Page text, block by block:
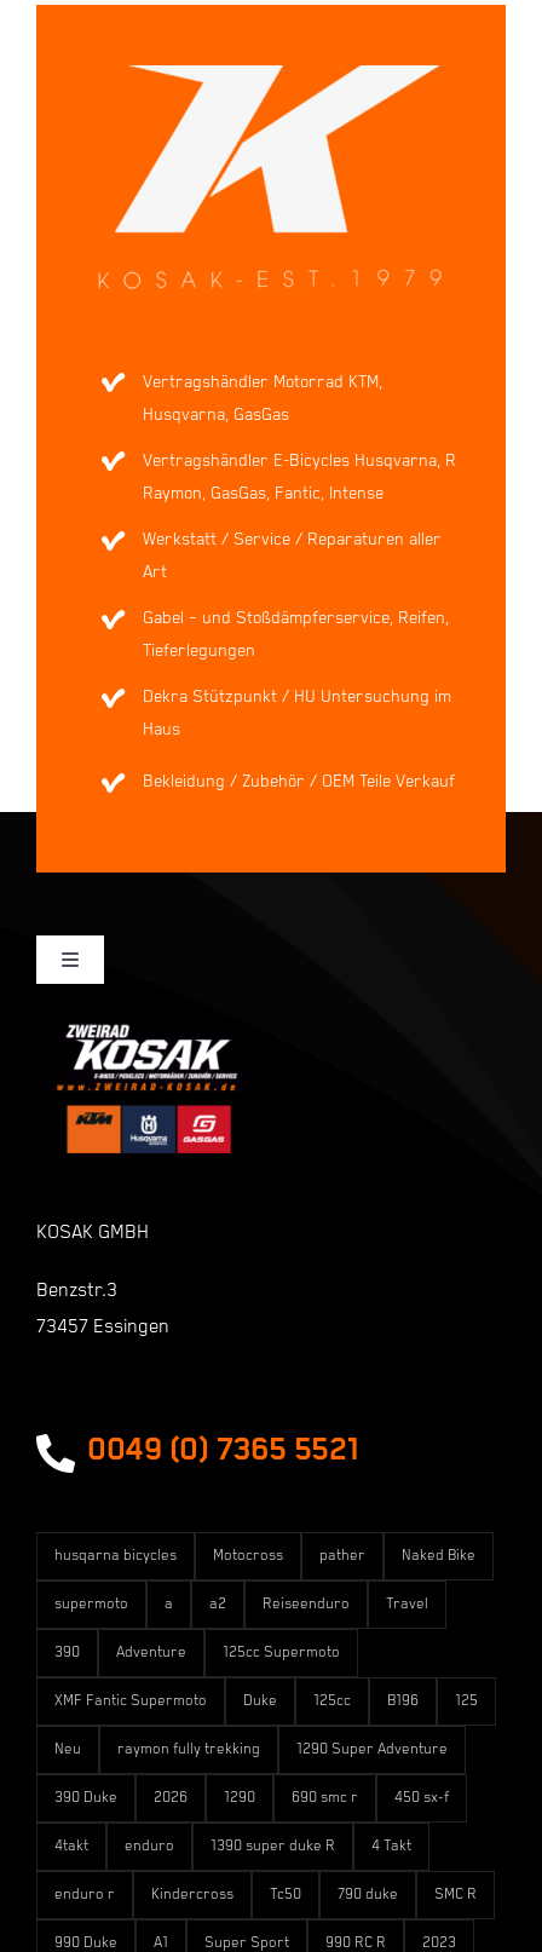
Vertragshändler Motorrad KTM,
Husqvarna, GasGas
Vertragshändler E-Bicycles Husqvarna, R
Raymon, GasGas, Fantic, Intense
Werkstatt / Service / Reparaturen aller
Art
Gabel – und Stoßdämpferservice, Reifen,
Tieferlegungen
Dekra Stützpunkt / HU Untersuchung im
Haus
Bekleidung / Zubehör / OEM Teile Verkauf
KOSAK GMBH
Benzstr.3
73457 Essingen
0049 (0) 7365 5521
Toggle
Mein Konto
Kasse
husqarna bicycles Motocross pather Naked Bike
supermoto a a2 Reiseenduro Travel
390 Adventure 125cc Supermoto
XMF Fantic Supermoto Duke 125cc B196 125
Neu raymon fully trekking 1290 Super Adventure
390 Duke 2026 1290 690 smc r 450 sx-f
4takt enduro 1390 super duke R 4 Takt
enduro r Kindercross Tc50 790 duke SMC R
990 Duke A1 Super Sport 990 RC R 2023